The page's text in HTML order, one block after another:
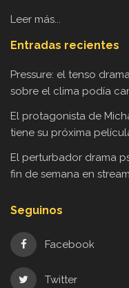
Leer más...
Entradas recientes
Pressure: el tenso
sobre el clima podía
El protagonista de
tiene su próxima
El perturbador drama
fin de semana en
Seguinos
Facebook
Twitter